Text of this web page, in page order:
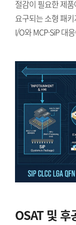
절감이 필요한 제
요구되는 소형 패
I/O와 MCP·SiP 대
OSAT 및 후